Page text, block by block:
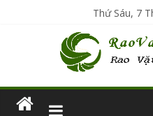
Thứ Sáu, 7